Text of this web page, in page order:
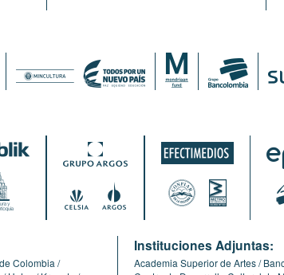
Colombia
Instituciones Adjuntas:
Academia Superior de Artes